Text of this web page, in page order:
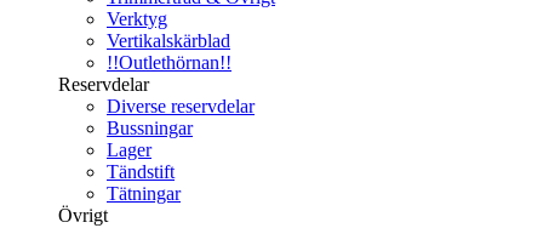
Verktyg
Vertikalskärblad
!!Outlethörnan!!
Reservdelar
Diverse reservdelar
Bussningar
Lager
Tändstift
Tätningar
Övrigt